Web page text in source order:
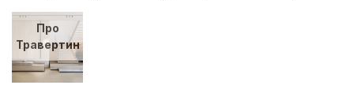
Про
Травертин